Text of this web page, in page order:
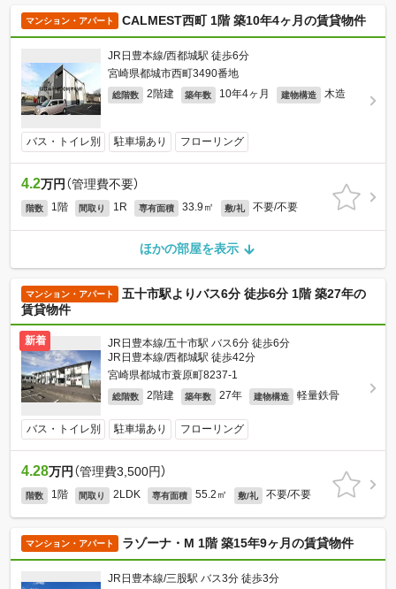
マンション・アパート CALMEST西町 1階 築10年4ヶ月の賃貸物件
JR日豊本線/西都城駅 徒歩6分
宮崎県都城市西町3490番地
総階数 2階建 築年数 10年4ヶ月 建物構造 木造
バス・トイレ別 駐車場あり フローリング
4.2万円 （管理費不要）
階数 1階 間取り 1R 専有面積 33.9㎡ 敷/礼 不要/不要
ほかの部屋を表示
マンション・アパート
五十市駅よりバス6分 徒歩6分 1階 築27年の
賃貸物件
新着
JR日豊本線/五十市駅 バス6分 徒歩6分
JR日豊本線/西都城駅 徒歩42分
宮崎県都城市蓑原町8237-1
総階数 2階建 築年数 27年 建物構造 軽量鉄骨
バス・トイレ別 駐車場あり フローリング
4.28万円 （管理費3,500円）
階数 1階 間取り 2LDK 専有面積 55.2㎡ 敷/礼 不要/不要
マンション・アパート ラゾーナ・M 1階 築15年9ヶ月の賃貸物件
JR日豊本線/三股駅 バス3分 徒歩3分